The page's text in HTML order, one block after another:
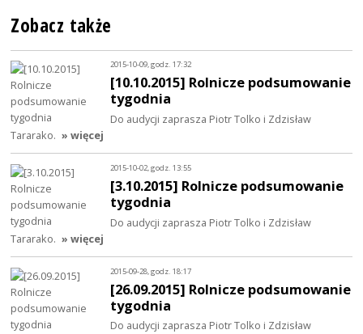
Zobacz także
2015-10-09, godz. 17:32
[10.10.2015] Rolnicze podsumowanie
tygodnia
Do audycji zaprasza Piotr Tolko i Zdzisław
Tararako. » więcej
2015-10-02, godz. 13:55
[3.10.2015] Rolnicze podsumowanie
tygodnia
Do audycji zaprasza Piotr Tolko i Zdzisław
Tararako. » więcej
2015-09-28, godz. 18:17
[26.09.2015] Rolnicze podsumowanie
tygodnia
Do audycji zaprasza Piotr Tolko i Zdzisław